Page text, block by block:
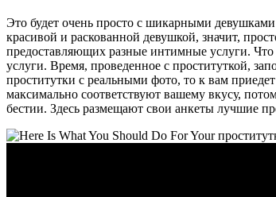
Это будет очень просто с шикарными девушками
красивой и раскованной девушкой, значит,
предоставляющих разные интимные услуги. Что
услуги. Время, проведенное с проституткой,
проститутки с реальными фото, то к вам
максимально соответствуют вашему вкусу,
бестии. Здесь размещают свои анкеты лучшие